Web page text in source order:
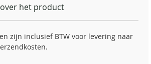
het product
zijn inclusief BTW voor levering naar